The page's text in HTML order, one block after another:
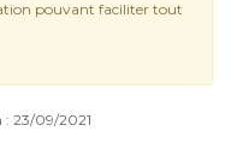
pouvant faciliter tout
: 23/09/2021